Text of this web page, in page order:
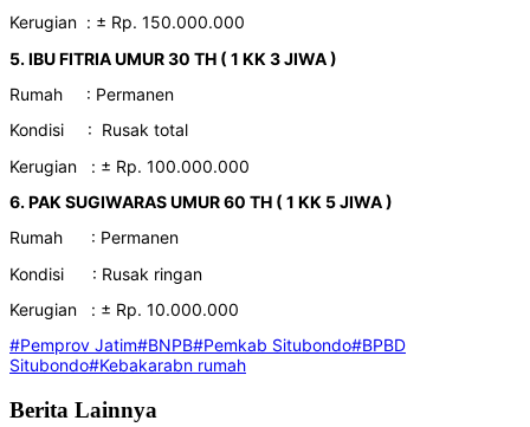
Kerugian : ± Rp. 150.000.000
5. IBU FITRIA UMUR 30 TH ( 1 KK 3 JIWA )
Rumah : Permanen
Kondisi : Rusak total
Kerugian : ± Rp. 100.000.000
6. PAK SUGIWARAS UMUR 60 TH ( 1 KK 5 JIWA )
Rumah : Permanen
Kondisi : Rusak ringan
Kerugian : ± Rp. 10.000.000
#Pemprov Jatim#BNPB#Pemkab Situbondo#BPBD
Situbondo#Kebakarabn rumah
Berita Lainnya